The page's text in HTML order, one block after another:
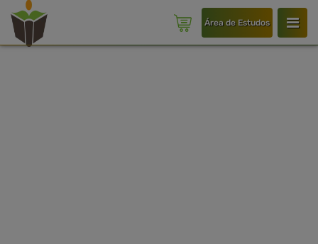
Área de Estudos